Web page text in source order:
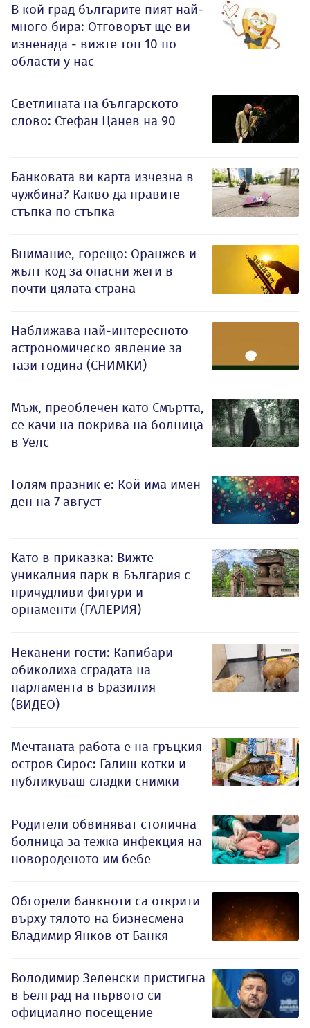
В кой град българите пият най-
много бира: Отговорът ще ви
изненада - вижте топ 10 по
области у нас
Светлината на българското
слово: Стефан Цанев на 90
Банковата ви карта изчезна в
чужбина? Какво да правите
стъпка по стъпка
Внимание, горещо: Оранжев и
жълт код за опасни жеги в
почти цялата страна
Наближава най-интересното
астрономическо явление за
тази година (СНИМКИ)
Мъж, преоблечен като Смъртта,
се качи на покрива на болница
в Уелс
Голям празник е: Кой има имен
ден на 7 август
Като в приказка: Вижте
уникалния парк в България с
причудливи фигури и
орнаменти (ГАЛЕРИЯ)
Неканени гости: Капибари
обиколиха сградата на
парламента в Бразилия
(ВИДЕО)
Мечтаната работа е на гръцкия
остров Сирос: Галиш котки и
публикуваш сладки снимки
Родители обвиняват столична
болница за тежка инфекция на
новороденото им бебе
Обгорели банкноти са открити
върху тялото на бизнесмена
Владимир Янков от Банкя
Володимир Зеленски пристигна
в Белград на първото си
официално посещение